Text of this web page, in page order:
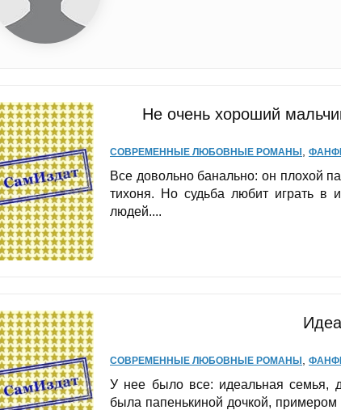
Не очень хороший
СОВРЕМЕННЫЕ ЛЮБОВНЫЕ РОМАНЫ
Все довольно банально: он плохой
тихоня. Но судьба любит играть в
людей....
СОВРЕМЕННЫЕ ЛЮБОВНЫЕ РОМАНЫ
У нее было все: идеальная семья,
была папенькиной дочкой,